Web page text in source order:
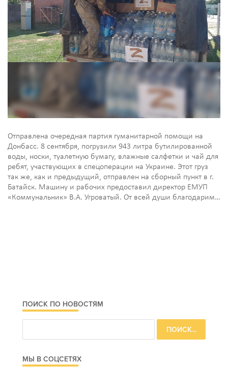
Отправлена очередная партия гуманитарной помощи на
Донбасс. 8 сентября, погрузили 943 литра бутилированной
воды, носки, туалетную бумагу, влажные салфетки и чай для
ребят, участвующих в спецоперации на Украине. Этот груз
так же, как и предыдущий, отправлен на сборный пункт в г.
Батайск. Машину и рабочих предоставил директор ЕМУП
«Коммунальник» В.А. Угроватый. От всей души благодарим…
ПОИСК ПО НОВОСТЯМ
МЫ В СОЦСЕТЯХ